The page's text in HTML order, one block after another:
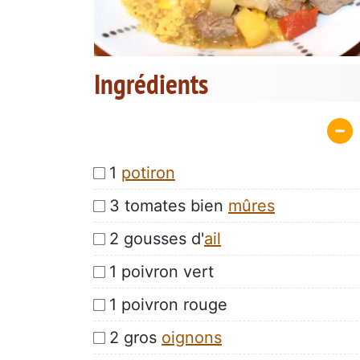
Ingrédients
1 potiron
3 tomates bien mûres
2 gousses d'ail
1 poivron vert
1 poivron rouge
2 gros oignons